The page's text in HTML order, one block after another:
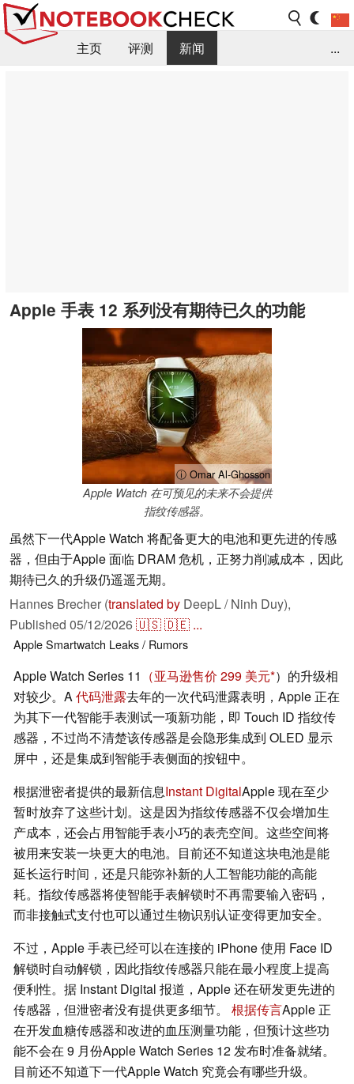
主页 评测
新闻
...
Apple 手表 12 系列没有期待已久的功能
ⓘ Omar Al-Ghosson
Apple Watch 在可预见的未来不会提供
指纹传感器。
虽然下一代Apple Watch 将配备更大的电池和更先进的传感
器，但由于Apple 面临 DRAM 危机，正努力削减成本，因此
期待已久的升级仍遥遥无期。
Hannes Brecher (translated by DeepL / Ninh Duy),
Published 05/12/2026🇺🇸🇩🇪 ...
AppleSmartwatch Leaks / Rumors
Apple Watch Series 11 （亚马逊售价 299 美元 ）的升级相
对较少。A代码泄露去年的一次代码泄露表明，Apple 正在
为其下一代智能手表测试一项新功能，即 Touch ID 指纹传
感器，不过尚不清楚该传感器是会隐形集成到 OLED 显示
屏中，还是集成到智能手表侧面的按钮中。
根据泄密者提供的最新信息Instant DigitalApple 现在至少
暂时放弃了这些计划。这是因为指纹传感器不仅会增加生
产成本，还会占用智能手表小巧的表壳空间。这些空间将
被用来安装一块更大的电池。目前还不知道这块电池是能
延长运行时间，还是只能弥补新的人工智能功能的高能
耗。指纹传感器将使智能手表解锁时不再需要输入密码，
而非接触式支付也可以通过生物识别认证变得更加安全。
不过，Apple 手表已经可以在连接的 iPhone 使用 Face ID
解锁时自动解锁，因此指纹传感器只能在最小程度上提高
便利性。据 Instant Digital 报道，Apple 还在研发更先进的
传感器，但泄密者没有提供更多细节。 根据传言Apple 正
在开发血糖传感器和改进的血压测量功能，但预计这些功
能不会在 9 月份Apple Watch Series 12 发布时准备就绪。
目前还不知道下一代Apple Watch 究竟会有哪些升级。